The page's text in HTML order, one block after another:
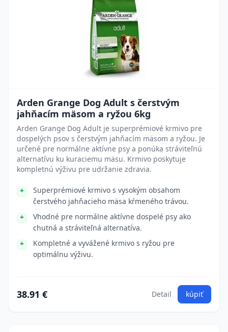
Arden Grange Dog Adult s čerstvým
jahňacím mäsom a ryžou 6kg
Arden Grange Dog Adult je superprémiové krmivo pre
dospelých psov s čerstvým jahňacím mäsom a ryžou. Je
určené pre normálne aktívne psy a ponúka stráviteľnú
alternatívu ku kuraciemu mäsu. Krmivo poskytuje
kompletnú výživu pre udržanie zdravia.
Superprémiové krmivo s vysokým obsahom
čerstvého jahňacieho mäsa kŕmeného trávou.
Vhodné pre normálne aktívne dospelé psy ako
chutná a stráviteľná alternatíva.
Kompletné a vyvážené krmivo s ryžou pre
optimálnu výživu.
38.91 € Detail kúpiť